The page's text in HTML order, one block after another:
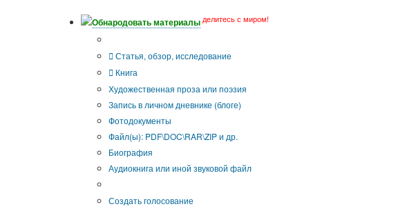
Обнародовать материалы делитесь с миром!
Статья, обзор, исследование
Книга
Художественная проза или поэзия
Запись в личном дневнике (блоге)
Фотодокументы
Файл(ы): PDF\DOC\RAR\ZIP и др.
Биография
Аудиокнига или иной звуковой файл
Создать голосование